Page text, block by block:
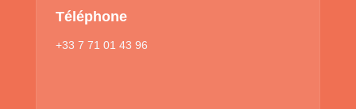
Téléphone
+33 7 71 01 43 96